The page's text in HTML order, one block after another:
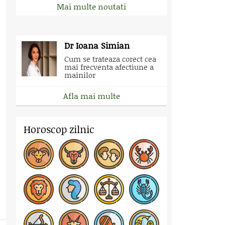
Mai multe noutati
Dr Ioana Simian
Cum se trateaza corect cea
mai frecventa afectiune a
mainilor
Afla mai multe
Horoscop zilnic